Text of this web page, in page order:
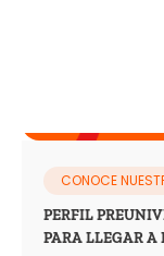
CONOCE
PERFIL
PARA LLEGAR